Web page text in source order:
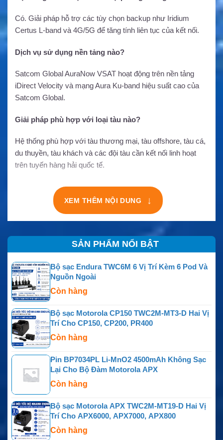
Có. Giải pháp hỗ trợ các tùy chọn backup như Iridium
Certus L-band và 4G/5G để tăng tính liên tục của kết nối.
Dịch vụ sử dụng nền tảng nào?
Satcom Global AuraNow VSAT hoạt động trên nền tảng
iDirect Velocity và mạng Aura Ku-band hiệu suất cao của
Satcom Global.
Giải pháp phù hợp với loại tàu nào?
Hệ thống phù hợp với tàu thương mại, tàu offshore, tàu cá,
du thuyền, tàu khách và các đội tàu cần kết nối linh hoạt
trên tuyến hàng hải quốc tế.
XEM THÊM NỘI DUNG ↓
SẢN PHẨM NỔI BẬT
Bộ sạc Endura TWC6M 6 Vị Trí Kèm 6 Pod Và
Nguồn Ngoài
Còn hàng
Bộ sạc Motorola CP150 TWC2M-MT3-D Hai Vị
Trí Cho CP150, CP200, PR400
Còn hàng
Pin BP7034PL Li-MnO2 4500mAh Không Sạc
Lại Cho Bộ Đàm Motorola APX
Còn hàng
Bộ sạc Motorola APX TWC2M-MT19-D Hai Vị
Trí Cho APX6000, APX7000, APX800
Còn hàng